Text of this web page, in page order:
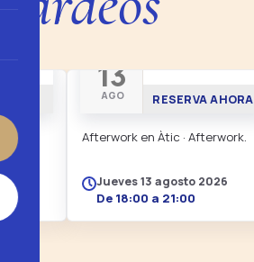
13
AGO RESERVA AHORA
Afterwork en Àtic · Afterwork.
Jueves 13 agosto 2026
De 18:00 a 21:00